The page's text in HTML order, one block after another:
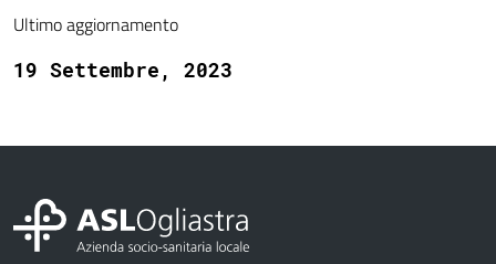
Ultimo aggiornamento
19 Settembre, 2023